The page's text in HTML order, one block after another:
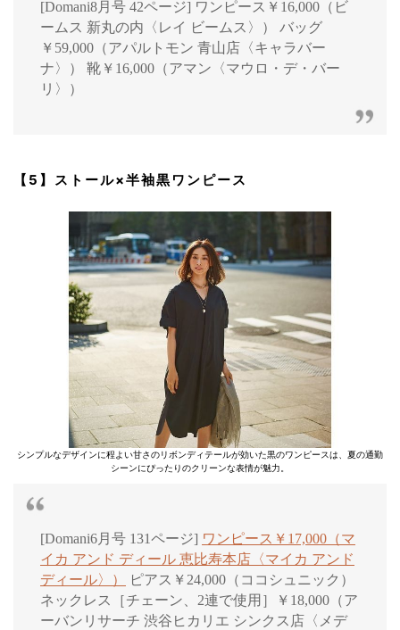
[Domani8月号 42ページ] ワンピース￥16,000（ビ
ームス 新丸の内〈レイ ビームス〉） バッグ
￥59,000（アパルトモン 青山店〈キャラバー
ナ〉） 靴￥16,000（アマン〈マウロ・デ・バー
リ〉）
【5】ストール×半袖黒ワンピース
シンプルなデザインに程よい甘さのリボンディテールが効いた黒のワンピースは、夏の通勤
シーンにぴったりのクリーンな表情が魅力。
[Domani6月号 131ページ] ワンピース￥17,000（マ
イカ アンド ディール 恵比寿本店〈マイカ アンド
ディール〉）
ピアス￥24,000（ココシュニック）
ネックレス［チェーン、2連で使用］￥18,000（ア
ーバンリサーチ 渋谷ヒカリエ シンクス店〈メデ